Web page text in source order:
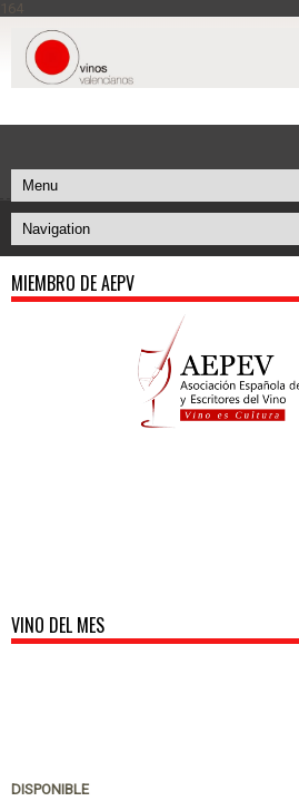
164
MIEMBRO DE AEPV
VINO DEL MES
DISPONIBLE